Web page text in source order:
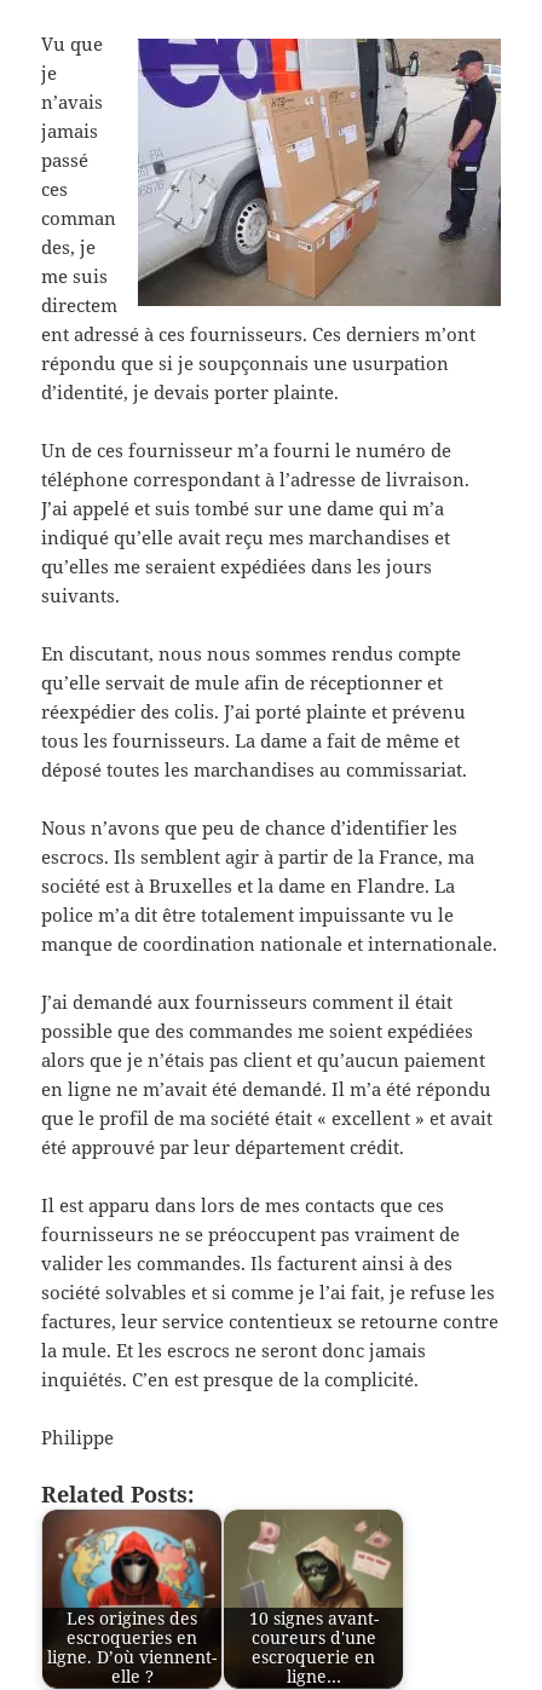
Vu que
je
n’avais
jamais
passé
ces
comman
des, je
me suis
directem
ent adressé à ces fournisseurs. Ces derniers m’ont
répondu que si je soupçonnais une usurpation
d’identité, je devais porter plainte.
Un de ces fournisseur m’a fourni le numéro de
téléphone correspondant à l’adresse de livraison.
J’ai appelé et suis tombé sur une dame qui m’a
indiqué qu’elle avait reçu mes marchandises et
qu’elles me seraient expédiées dans les jours
suivants.
En discutant, nous nous sommes rendus compte
qu’elle servait de mule afin de réceptionner et
réexpédier des colis. J’ai porté plainte et prévenu
tous les fournisseurs. La dame a fait de même et
déposé toutes les marchandises au commissariat.
Nous n’avons que peu de chance d’identifier les
escrocs. Ils semblent agir à partir de la France, ma
société est à Bruxelles et la dame en Flandre. La
police m’a dit être totalement impuissante vu le
manque de coordination nationale et internationale.
J’ai demandé aux fournisseurs comment il était
possible que des commandes me soient expédiées
alors que je n’étais pas client et qu’aucun paiement
en ligne ne m’avait été demandé. Il m’a été répondu
que le profil de ma société était « excellent » et avait
été approuvé par leur département crédit.
Il est apparu dans lors de mes contacts que ces
fournisseurs ne se préoccupent pas vraiment de
valider les commandes. Ils facturent ainsi à des
société solvables et si comme je l’ai fait, je refuse les
factures, leur service contentieux se retourne contre
la mule. Et les escrocs ne seront donc jamais
inquiétés. C’en est presque de la complicité.
Philippe
Related Posts:
Les origines des
escroqueries en
ligne. D’où viennent-
elle ?
10 signes avant-
coureurs d'une
escroquerie en
ligne…